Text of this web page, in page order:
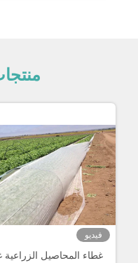
فيديو
غطاء المحاصيل الزراعية